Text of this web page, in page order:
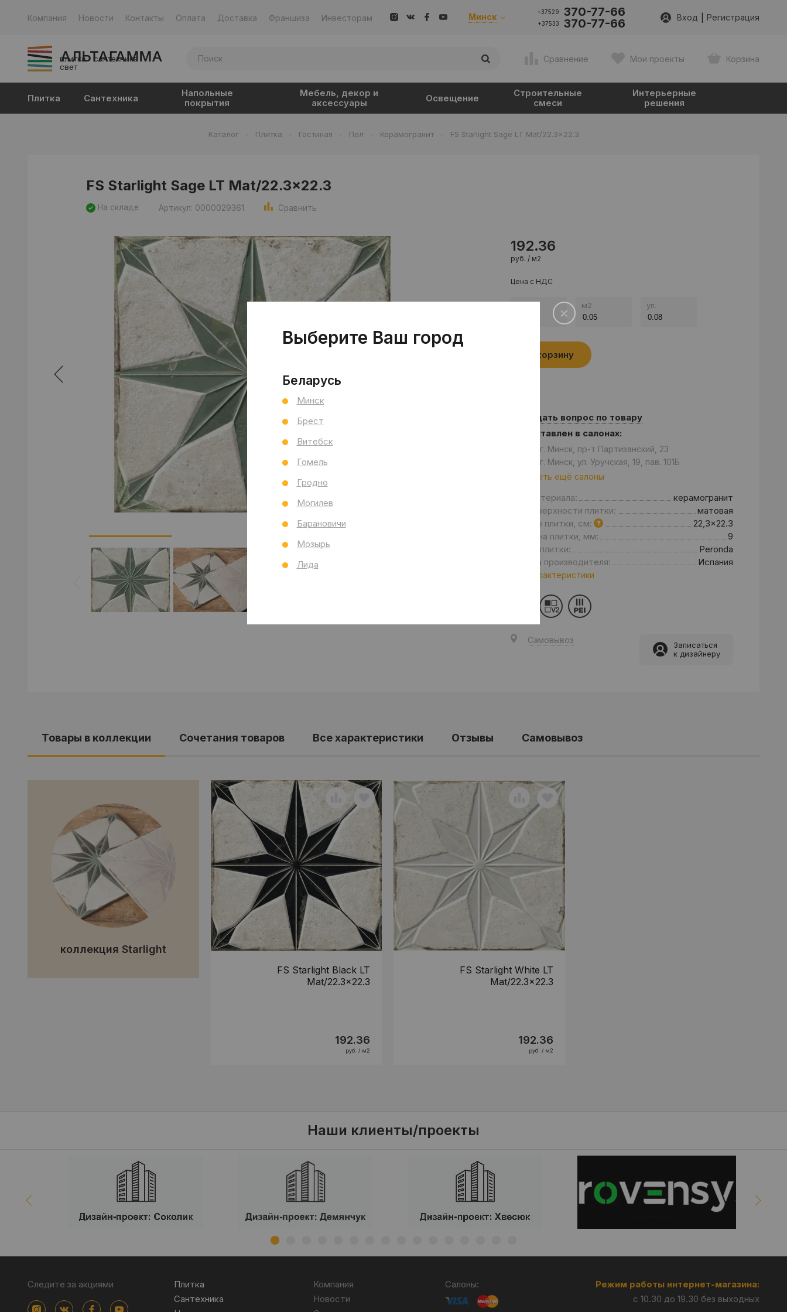
Компания Новости Контакты Оплата Доставка Франшиза Инвесторам Минск +37529 370-77-66
+37533 370-77-66 Вход Регистрация
плитка · сантехника ·
свет
Сравнение Мои проекты Корзина
Плитка Сантехника
Напольные
покрытия
Мебель, декор и
аксессуары
Освещение
Строительные
смеси
Интерьерные
решения
Каталог - Плитка - Гостиная - Пол - Керамогранит - FS Starlight Sage LT Mat/22.3x22.3
FS Starlight Sage LT Mat/22.3x22.3
На складе Артикул: 0000029361 Сравнить
192.36
руб. / м2
Цена с НДС
м2 уп.
В корзину
Задать вопрос по товару
Представлен в салонах:
Салон: г. Минск, пр-т Партизанский, 23
Салон: г. Минск, ул. Уручская, 19, пав. 101Б
Смотреть ещё салоны
Вид материала:
керамогранит
Тип поверхности плитки:
матовая
Размер плитки, см:
22,3x22.3
Толщина плитки, мм:
9
Бренд плитки:
Peronda
Страна производителя:
Испания
Все характеристики
Самовывоз
Записаться
к дизайнеру
Товары в коллекции
коллекция Starlight
FS Starlight Black LT
Mat/22.3x22.3
192.36
руб. / м2
FS Starlight White LT
Mat/22.3x22.3
192.36
руб. / м2
Cочетания товаров Все характеристики Отзывы Самовывоз
Наши клиенты/проекты
Следите за акциями
Плитка
Сантехника
Компания
Новости
Салоны:
Режим работы интернет-магазина:
с 10.30 до 19.30 без выходных
Выберите Ваш город
Беларусь
Минск
Брест
Витебск
Гомель
Гродно
Могилев
Барановичи
Мозырь
Лида